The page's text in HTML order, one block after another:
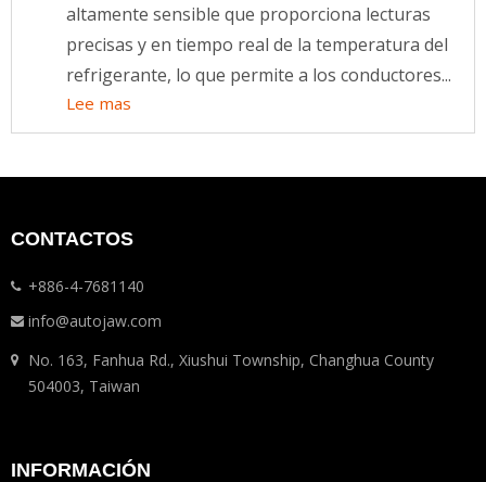
altamente sensible que proporciona lecturas
precisas y en tiempo real de la temperatura del
refrigerante, lo que permite a los conductores...
Lee mas
CONTACTOS
+886-4-7681140
info@autojaw.com
No. 163, Fanhua Rd., Xiushui Township, Changhua County
504003, Taiwan
INFORMACIÓN